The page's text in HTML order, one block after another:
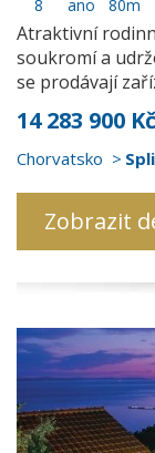
8 ano 80m
Atraktivní
soukromí a
se prodávají
14 283 900 Kč
Chorvatsko
Zobrazit